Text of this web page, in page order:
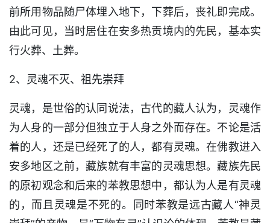
前所用物品随尸体埋入地下，下葬后，丧礼即完成。
由此可见，当时居住在安多热贡境内的先民，基本实
行火葬、土葬。
2、灵魂不灭、祖先崇拜
灵魂，是世俗的认同说法，古代的藏人认为，灵魂作
为人身的一部分但独立于人身之外而存在。不论是活
着的人，还是已经死了的人，都有灵魂。在佛教进入
安多地区之前，藏族就有丰富的灵魂思想。藏族先民
的原初观念和后来的苯教思想中，都认为人是有灵魂
的，而且灵魂是不死的。同时苯教是远古藏人“神灵